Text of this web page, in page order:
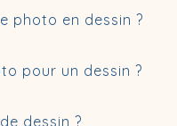
photo en dessin ?
pour un dessin ?
dessin ?